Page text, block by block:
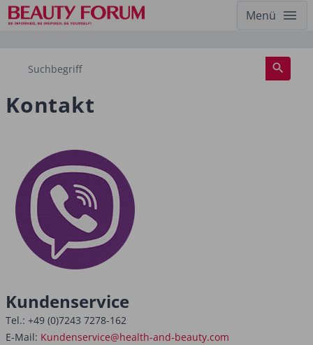
Menü
Kontakt
Kundenservice
Tel.: +49 (0)7243 7278-162
E-Mail: Kundenservice@health-and-beauty.com